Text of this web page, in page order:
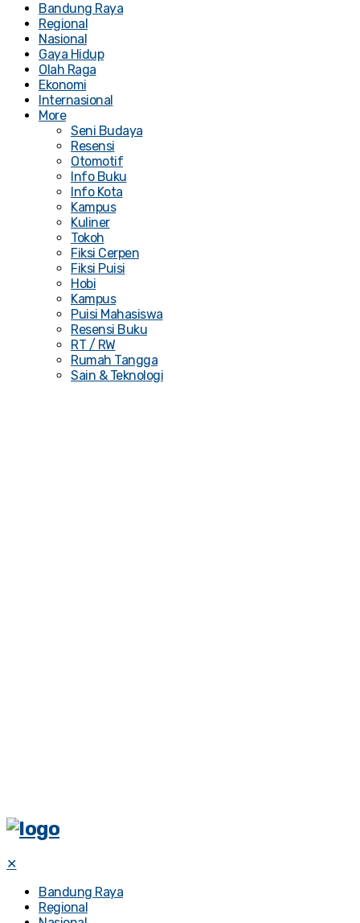
Bandung Raya
Regional
Nasional
Gaya Hidup
Olah Raga
Ekonomi
Internasional
More
Seni Budaya
Resensi
Otomotif
Info Buku
Info Kota
Kampus
Kuliner
Tokoh
Fiksi Cerpen
Fiksi Puisi
Hobi
Kampus
Puisi Mahasiswa
Resensi Buku
RT / RW
Rumah Tangga
Sain & Teknologi
✕
Bandung Raya
Regional